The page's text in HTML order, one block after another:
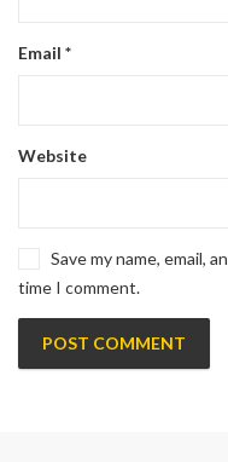
Email *
Website
Save my name, email,
time I comment.